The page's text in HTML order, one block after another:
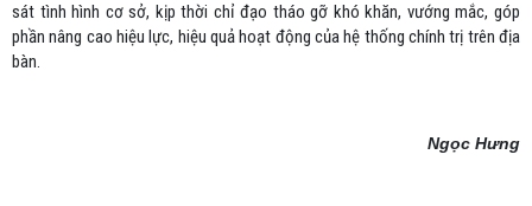
sát tình hình cơ sở, kịp thời chỉ đạo tháo gỡ khó khăn, vướng mắc, góp
phần nâng cao hiệu lực, hiệu quả hoạt động của hệ thống chính trị trên địa
bàn.
Ngọc Hưng